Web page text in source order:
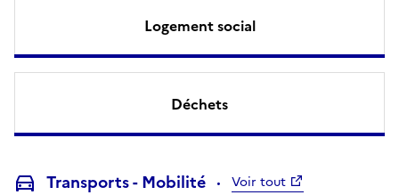
Logement social
Déchets
Transports - Mobilité Voir tout